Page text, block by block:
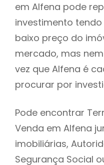
em Alfena pode
investimento
baixo preço do
mercado, mas
vez que Alfena é
procurar por
Pode encontrar
Venda em Alfena
imobiliárias,
Segurança Social